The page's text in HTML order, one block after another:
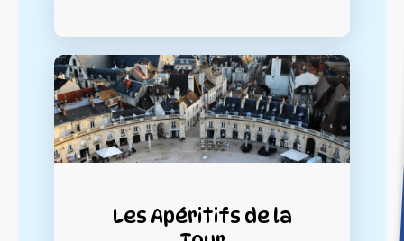
Les Apéritifs de la